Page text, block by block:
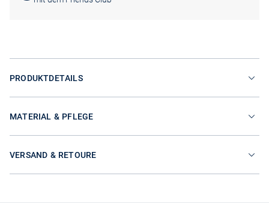
PRODUKTDETAILS
MATERIAL & PFLEGE
VERSAND & RETOURE